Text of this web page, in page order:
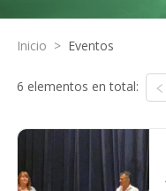
Inicio > Eventos
6 elementos en total: